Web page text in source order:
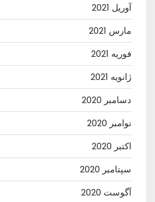
آوریل 2021
مارس 2021
فوریه 2021
ژانویه 2021
دسامبر 2020
نوامبر 2020
اکتبر 2020
سپتامبر 2020
آگوست 2020